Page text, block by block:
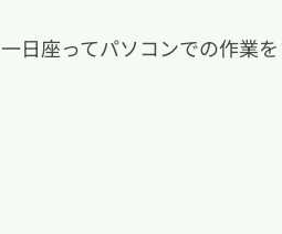
一日座ってパソコンでの作業